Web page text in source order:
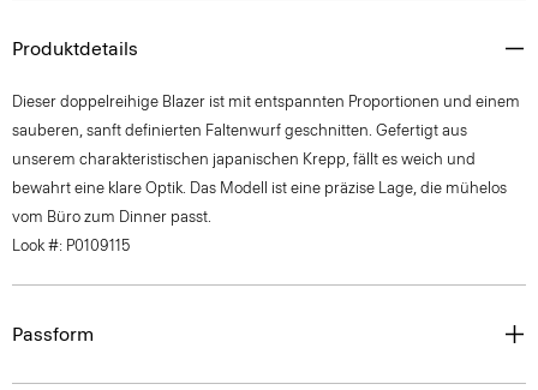
Produktdetails
Dieser doppelreihige Blazer ist mit entspannten Proportionen und einem
sauberen, sanft definierten Faltenwurf geschnitten. Gefertigt aus
unserem charakteristischen japanischen Krepp, fällt es weich und
bewahrt eine klare Optik. Das Modell ist eine präzise Lage, die mühelos
vom Büro zum Dinner passt.
Look #: P0109115
Passform